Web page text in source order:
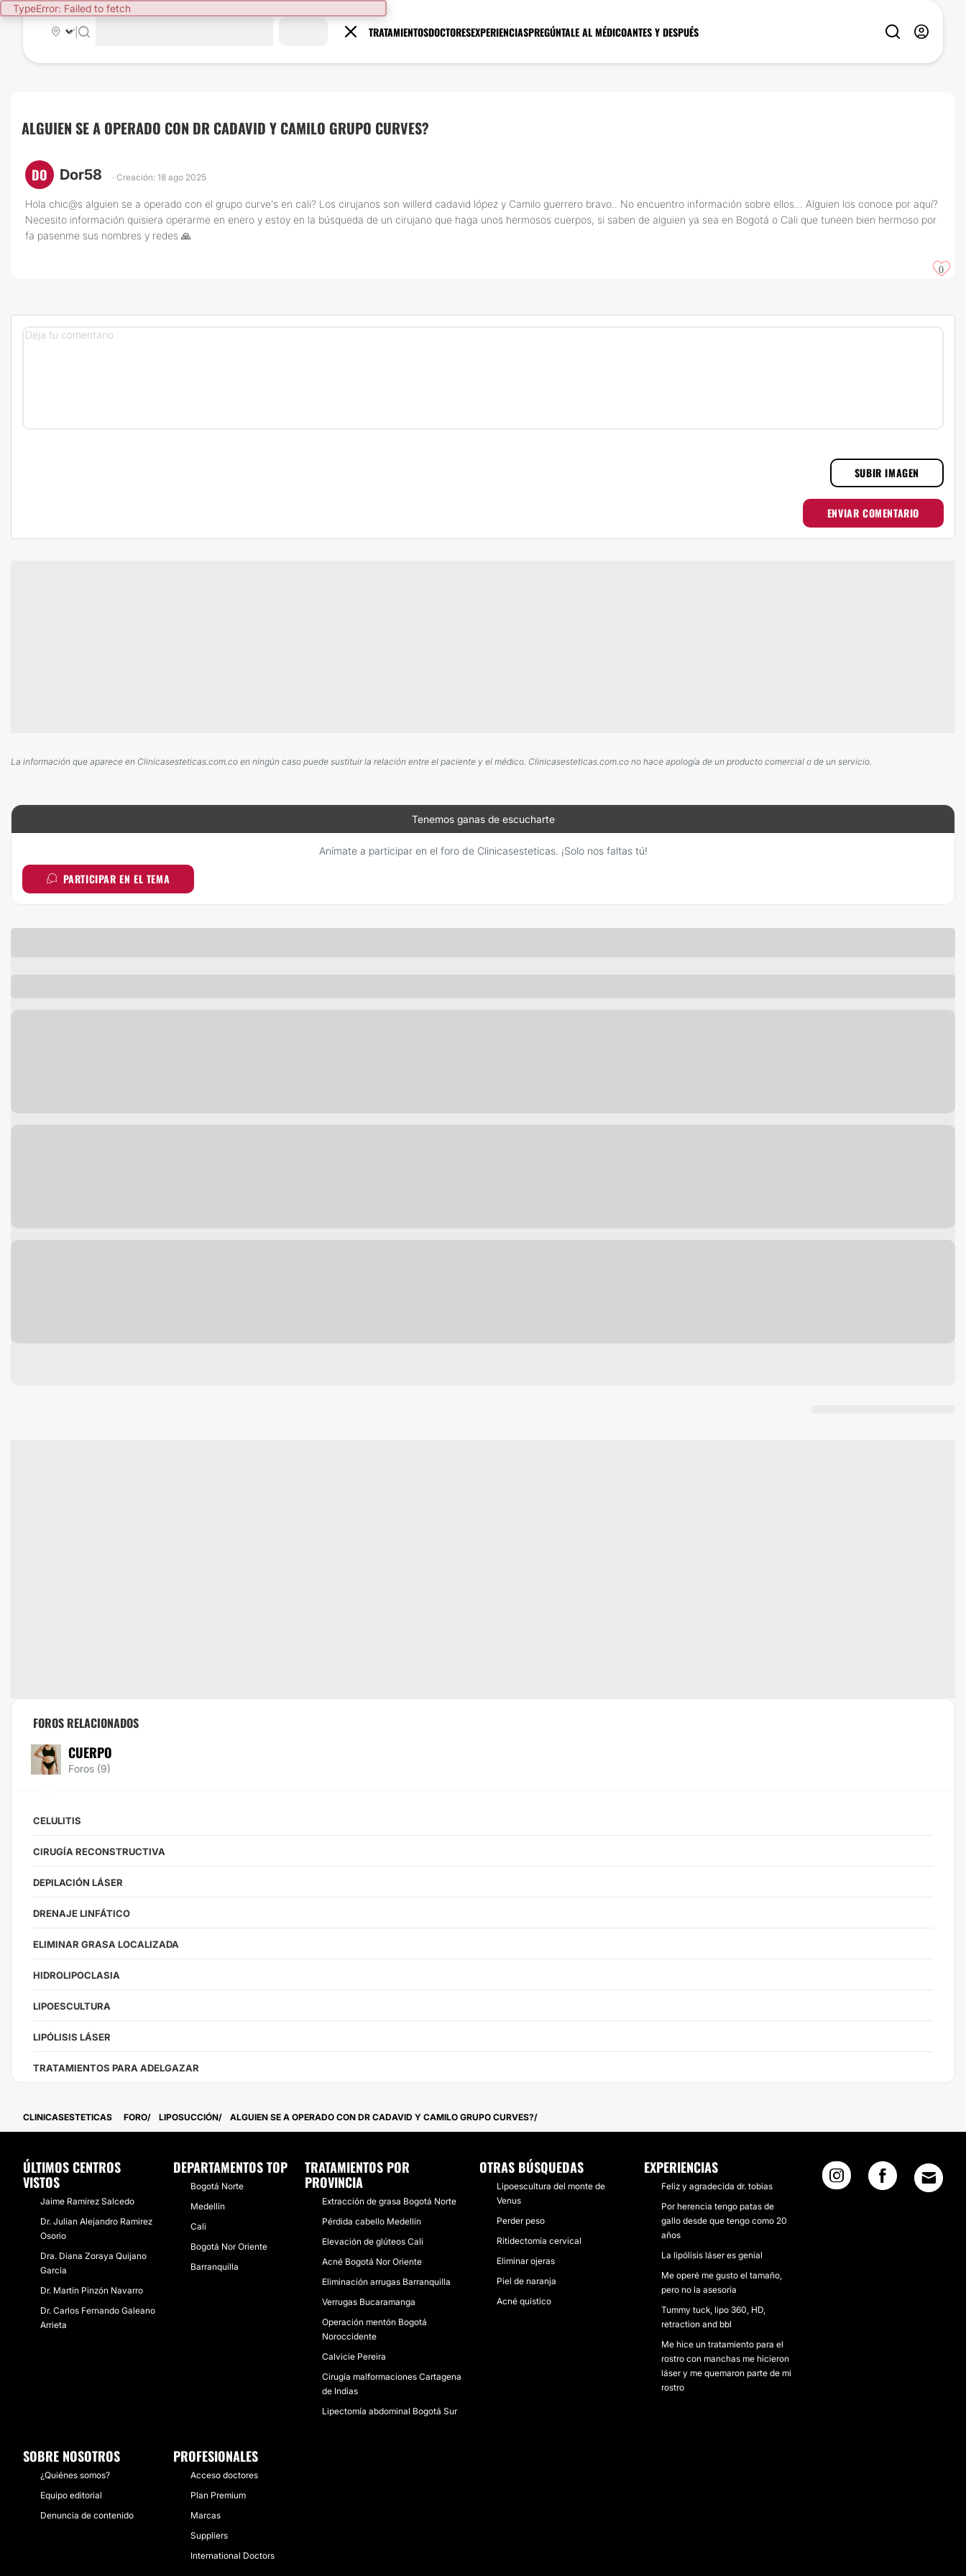
TypeError: Failed to fetch
TRATAMIENTOSDOCTORESEXPERIENCIASPREGÚNTALE AL MÉDICOANTES Y DESPUÉS
|
ALGUIEN SE A OPERADO CON DR CADAVID Y CAMILO GRUPO CURVES?
DO Dor58 · Creación: 18 ago 2025
Hola chic@s alguien se a operado con el grupo curve's en cali? Los cirujanos son willerd cadavid lópez y Camilo guerrero bravo.. No encuentro información sobre ellos... Alguien los conoce por aquí?
Necesito información quisiera operarme en enero y estoy en la búsqueda de un cirujano que haga unos hermosos cuerpos, si saben de alguien ya sea en Bogotá o Cali que tuneen bien hermoso por
fa pasenme sus nombres y redes 🙏
0
SUBIR IMAGEN
ENVIAR COMENTARIO
La información que aparece en Clinicasesteticas.com.co en ningún caso puede sustituir la relación entre el paciente y el médico. Clinicasesteticas.com.co no hace apología de un producto comercial o de un servicio.
Tenemos ganas de escucharte
Anímate a participar en el foro de Clinicasesteticas. ¡Solo nos faltas tú!
PARTICIPAR EN EL TEMA
FOROS RELACIONADOS
CUERPO
Foros (9)
CELULITIS
CIRUGÍA RECONSTRUCTIVA
DEPILACIÓN LÁSER
DRENAJE LINFÁTICO
ELIMINAR GRASA LOCALIZADA
HIDROLIPOCLASIA
LIPOESCULTURA
LIPÓLISIS LÁSER
TRATAMIENTOS PARA ADELGAZAR
CLINICASESTETICAS FORO LIPOSUCCIÓN ALGUIEN SE A OPERADO CON DR CADAVID Y CAMILO GRUPO CURVES?
ÚLTIMOS CENTROS
VISTOS
Jaime Ramirez Salcedo
Dr. Julian Alejandro Ramirez
Osorio
Dra. Diana Zoraya Quijano
García
Dr. Martín Pinzón Navarro
Dr. Carlos Fernando Galeano
Arrieta
DEPARTAMENTOS TOP
Bogotá Norte
Medellín
Cali
Bogotá Nor Oriente
Barranquilla
TRATAMIENTOS POR
PROVINCIA
Extracción de grasa Bogotá Norte
Pérdida cabello Medellín
Elevación de glúteos Cali
Acné Bogotá Nor Oriente
Eliminación arrugas Barranquilla
Verrugas Bucaramanga
Operación mentón Bogotá
Noroccidente
Calvicie Pereira
Cirugía malformaciones Cartagena
de Indias
Lipectomía abdominal Bogotá Sur
OTRAS BÚSQUEDAS
Lipoescultura del monte de
Venus
Perder peso
Ritidectomía cervical
Eliminar ojeras
Piel de naranja
Acné quístico
EXPERIENCIAS
Feliz y agradecida dr. tobias
Por herencia tengo patas de
gallo desde que tengo como 20
años
La lipólisis láser es genial
Me operé me gusto el tamaño,
pero no la asesoría
Tummy tuck, lipo 360, HD,
retraction and bbl
Me hice un tratamiento para el
rostro con manchas me hicieron
láser y me quemaron parte de mi
rostro
SOBRE NOSOTROS
¿Quiénes somos?
Equipo editorial
Denuncia de contenido
PROFESIONALES
Acceso doctores
Plan Premium
Marcas
Suppliers
International Doctors